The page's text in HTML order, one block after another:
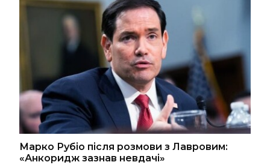
Марко Рубіо після розмови з Лавровим:
«Анкоридж зазнав невдачі»